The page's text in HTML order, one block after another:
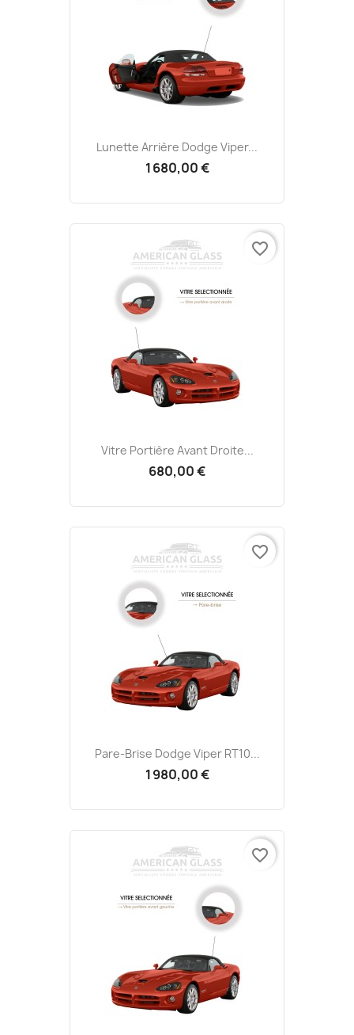
Lunette Arrière Dodge Viper...
1 680,00 €
Vitre Portière Avant Droite...
680,00 €
favorite_border
Pare-Brise Dodge Viper RT10...
1 980,00 €
favorite_border
favorite_border